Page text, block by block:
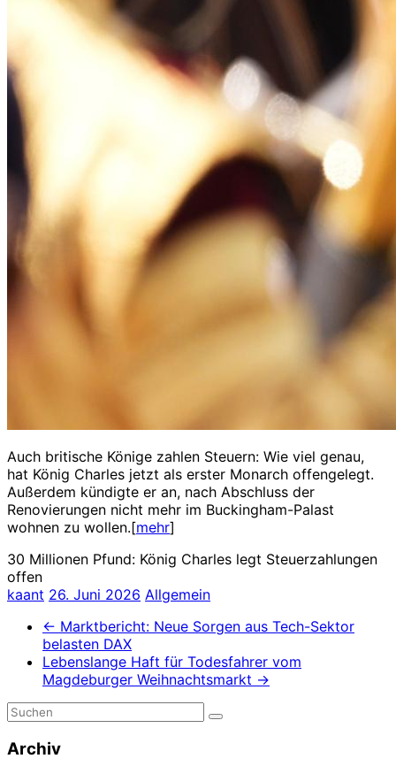
Auch britische Könige zahlen Steuern: Wie viel genau,
hat König Charles jetzt als erster Monarch offengelegt.
Außerdem kündigte er an, nach Abschluss der
Renovierungen nicht mehr im Buckingham-Palast
wohnen zu wollen.[mehr]
30 Millionen Pfund: König Charles legt Steuerzahlungen
offen
kaant 26. Juni 2026 Allgemein
← Marktbericht: Neue Sorgen aus Tech-Sektor
belasten DAX
Lebenslange Haft für Todesfahrer vom
Magdeburger Weihnachtsmarkt →
Archiv